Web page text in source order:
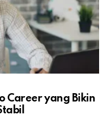
Career yang Bikin